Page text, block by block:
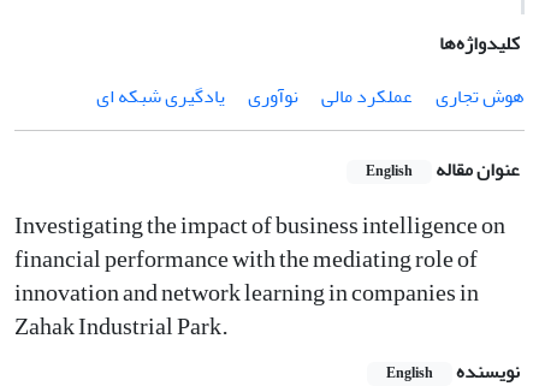
کلیدواژه‌ها
هوش تجاری
عملکرد مالی نوآوری یادگیری شبکه ای
عنوان مقاله English
Investigating the impact of business intelligence on
financial performance with the mediating role of
innovation and network learning in companies in
Zahak Industrial Park.
نویسنده English